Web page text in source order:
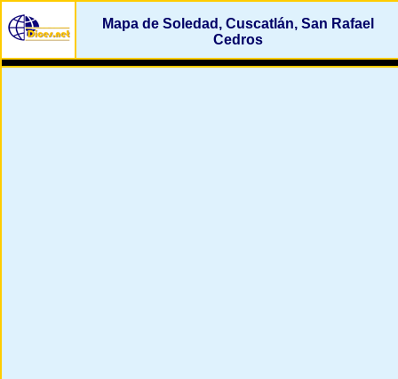
Mapa de Soledad, Cuscatlán, San Rafael
Cedros